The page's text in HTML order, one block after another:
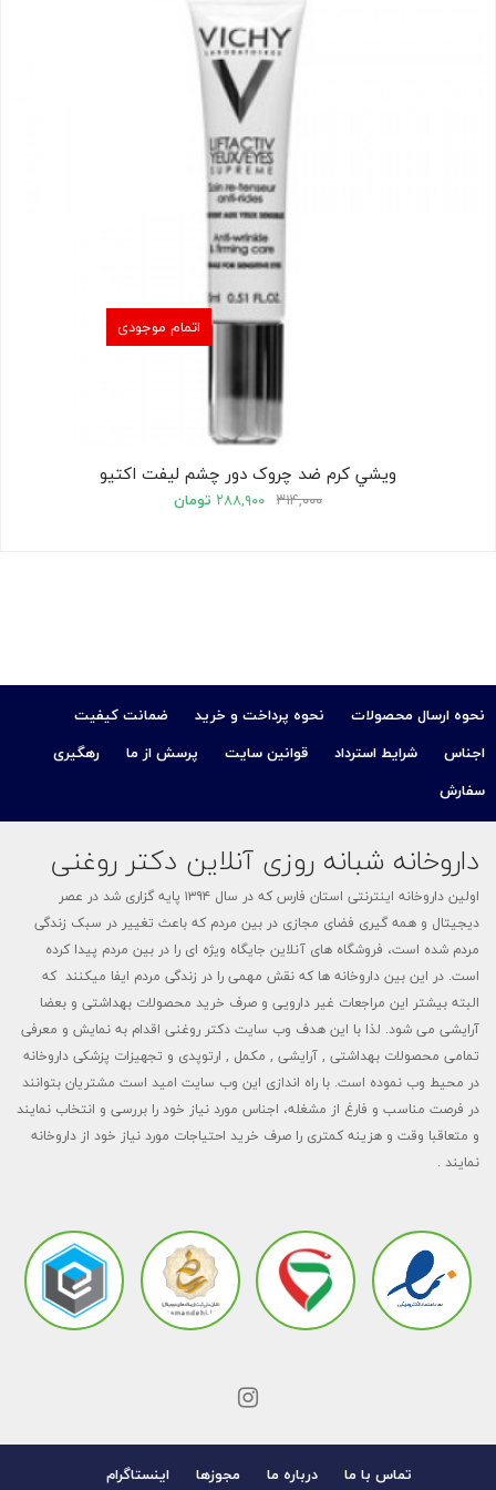
اتمام موجودی
ويشي کرم ضد چروک دور چشم لیفت اکتیو
۳۱۴,۰۰۰ ۲۸۸,۹۰۰ تومان
نحوه ارسال محصولات نحوه پرداخت و خرید
ضمانت کیفیت
اجناس
شرایط استرداد قوانین سایت پرسش از ما
رهگیری
سفارش
داروخانه شبانه روزی آنلاین دکتر روغنی
اولین داروخانه اینترنتی استان فارس که در سال ۱۳۹۴ پایه گزاری شد در عصر
دیجیتال و همه گیری فضای مجازی در بین مردم که باعث تغییر در سبک زندگی
مردم شده است، فروشگاه های آنلاین جایگاه ویژه ای را در بین مردم پیدا کرده
است. در این بین داروخانه ها که نقش مهمی را در زندگی مردم ایفا میکنند که
البته بیشتر این مراجعات غیر دارویی و صرف خرید محصولات بهداشتی و بعضا
آرایشی می شود. لذا با این هدف وب سایت دکتر روغنی اقدام به نمایش و معرفی
تمامی محصولات بهداشتی , آرایشی , مکمل , ارتوپدی و تجهیزات پزشکی داروخانه
در محیط وب نموده است. با راه اندازی این وب سایت امید است مشتریان بتوانند
در فرصت مناسب و فارغ از مشغله، اجناس مورد نیاز خود را بررسی و انتخاب نمایند
و متعاقبا وقت و هزینه کمتری را صرف خرید احتیاجات مورد نیاز خود از داروخانه
نمایند .
تماس با ما درباره ما مجوزها اینستاگرام